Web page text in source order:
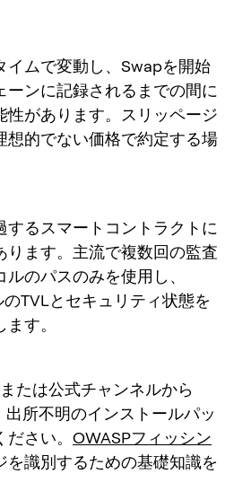
イムで変動し、Swapを開始
ーンに記録されるまでの間に
性があります。スリッページ
想的でない価格で約定する場
るスマートコントラクトに
ります。主流で複数回の監査
のパスのみを使用し、
TVLとセキュリティ状態を
す。
または公式チャンネルから
所不明のインストールパッ
さい。 OWASPフィッシン
を識別するための基礎知識を